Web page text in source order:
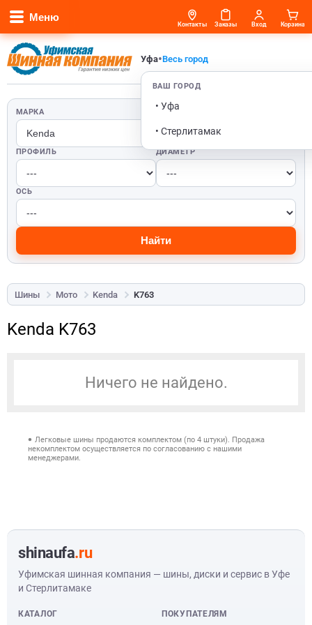
Меню
Уфа•Весь город
ВАШ ГОРОД
• Уфа
• Стерлитамак
Контакты Заказы Вход Корзина
МАРКА ШИРИНА
ПРОФИЛЬ ДИАМЕТР
ОСЬ
Найти
Шины Мото Kenda K763
Kenda K763
Ничего не найдено.
Легковые шины продаются комплектом (по 4 штуки). Продажа
некомплектом осуществляется по согласованию с нашими
менеджерами.
shinaufa.ru
Уфимская шинная компания — шины, диски и сервис в Уфе
и Стерлитамаке
КАТАЛОГ ПОКУПАТЕЛЯМ